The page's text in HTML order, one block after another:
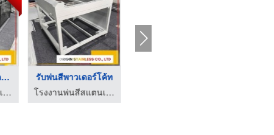
โรงงานพ่นสีพาวเดอร์โ ...
โรงงานพ่นสีสแตนเลส
รับพ่นสีพาวเดอร์โค้ท